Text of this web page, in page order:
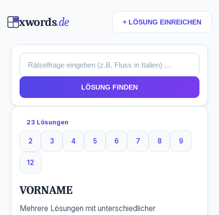
xwords.de + LÖSUNG EINREICHEN
LÖSUNG FINDEN
23 Lösungen
2
2 Buchstaben
3
3 Buchstaben
4
4 Buchstaben
5
5 Buchstaben
6
6 Buchstaben
7
7 Buchstaben
8
8 Buchstaben
9
9
12
12 Buchstaben
VORNAME
Mehrere Lösungen mit unterschiedlicher